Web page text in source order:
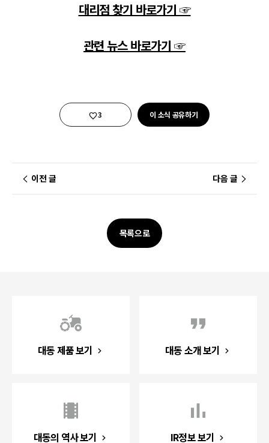
대리점 찾기 바로가기 ☞
관련 뉴스 바로가기 ☞
3 이 소식 공유하기
이전 글 다음 글
목록으로
대동 제품 보기 대동 소개 보기
대동의 역사 보기 IR정보 보기